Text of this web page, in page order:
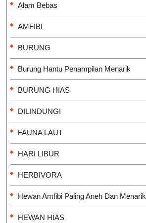
Alam Bebas
AMFIBI
BURUNG
Burung Hantu Penampilan Menarik
BURUNG HIAS
DILINDUNGI
FAUNA LAUT
HARI LIBUR
HERBIVORA
Hewan Amfibi Paling Aneh Dan Menarik
HEWAN HIAS